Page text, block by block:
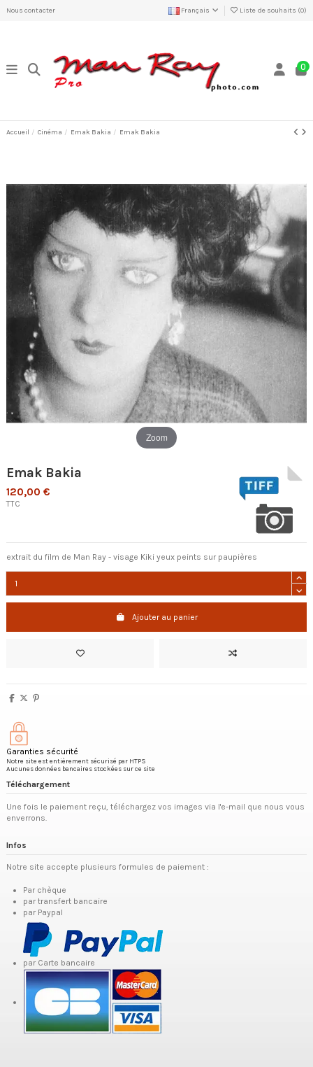
Nous contacter Français Liste de souhaits (0)
0
Accueil Cinéma Emak Bakia Emak Bakia
Zoom
Emak Bakia
120,00 €
TTC
extrait du film de Man Ray - visage Kiki yeux peints sur paupières
Ajouter au panier
Garanties sécurité
Notre site est entièrement sécurisé par HTPS
Aucunes données bancaires stockées sur ce site
Téléchargement
Une fois le paiement reçu, téléchargez vos images via l'e-mail que nous vous
enverrons.
Infos
Notre site accepte plusieurs formules de paiement :
Par chèque
par transfert bancaire
par Paypal
par Carte bancaire